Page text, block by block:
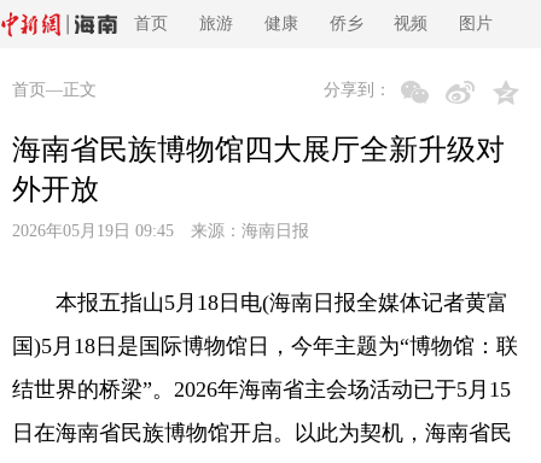
首页 旅游 健康 侨乡 视频 图片
首页 —正文 分享到：
海南省民族博物馆四大展厅全新升级对
外开放
2026年05月19日 09:45 来源： 海南日报
本报五指山5月18日电(海南日报全媒体记者黄富
国)5月18日是国际博物馆日，今年主题为“博物馆：联
结世界的桥梁”。2026年海南省主会场活动已于5月15
日在海南省民族博物馆开启。以此为契机，海南省民